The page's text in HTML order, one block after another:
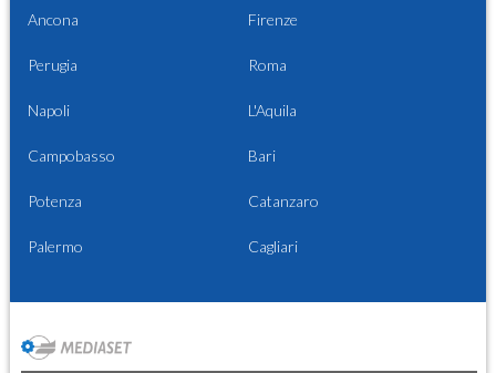
Ancona Firenze
Perugia Roma
Napoli L'Aquila
Campobasso Bari
Potenza Catanzaro
Palermo Cagliari